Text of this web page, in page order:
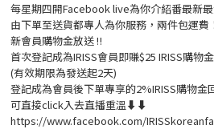
每星期四開Facebook live為你介紹番最新最
由下單至送貨都專人為你服務，兩件包運費
新會員購物金放送 ‼️
首次登記成為IRISS會員即賺$25 IRISS購物金
(有效期限為發送起2天)
登記成為會員後下單專享的2%IRISS購物金
可直接click入去直播重溫⬇⬇
https://www.facebook.com/